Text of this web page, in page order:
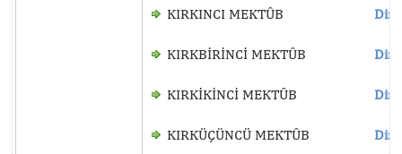
KIRKINCI MEKTÛB
KIRKBİRİNCİ MEKTÛB
KIRKİKİNCİ MEKTÛB
KIRKÜÇÜNCÜ MEKTÛB